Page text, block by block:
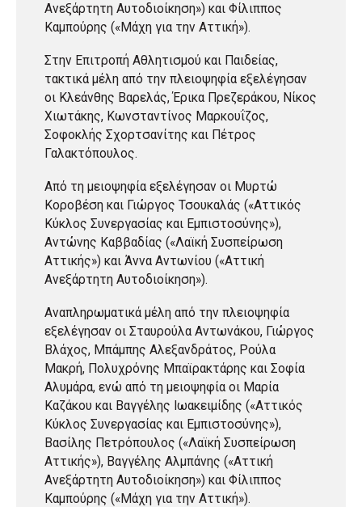
Ανεξάρτητη Αυτοδιοίκηση») και Φίλιππος
Καμπούρης («Μάχη για την Αττική»).
Στην Επιτροπή Αθλητισμού και Παιδείας,
τακτικά μέλη από την πλειοψηφία εξελέγησαν
οι Κλεάνθης Βαρελάς, Έρικα Πρεζεράκου, Νίκος
Χιωτάκης, Κωνσταντίνος Μαρκουΐζος,
Σοφοκλής Σχορτσανίτης και Πέτρος
Γαλακτόπουλος.
Από τη μειοψηφία εξελέγησαν οι Μυρτώ
Κοροβέση και Γιώργος Τσουκαλάς («Αττικός
Κύκλος Συνεργασίας και Εμπιστοσύνης»),
Αντώνης Καββαδίας («Λαϊκή Συσπείρωση
Αττικής») και Άννα Αντωνίου («Αττική
Ανεξάρτητη Αυτοδιοίκηση»).
Αναπληρωματικά μέλη από την πλειοψηφία
εξελέγησαν οι Σταυρούλα Αντωνάκου, Γιώργος
Βλάχος, Μπάμπης Αλεξανδράτος, Ρούλα
Μακρή, Πολυχρόνης Μπαϊρακτάρης και Σοφία
Αλυμάρα, ενώ από τη μειοψηφία οι Μαρία
Καζάκου και Βαγγέλης Ιωακειμίδης («Αττικός
Κύκλος Συνεργασίας και Εμπιστοσύνης»),
Βασίλης Πετρόπουλος («Λαϊκή Συσπείρωση
Αττικής»), Βαγγέλης Αλμπάνης («Αττική
Ανεξάρτητη Αυτοδιοίκηση») και Φίλιππος
Καμπούρης («Μάχη για την Αττική»).